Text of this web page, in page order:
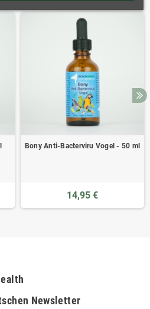
Bony Anti-Bacterviru Vogel - 50 ml
14,95 €
Newsletter